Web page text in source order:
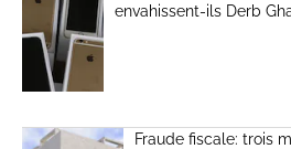
envahissent-ils Derb
Fraude fiscale: trois